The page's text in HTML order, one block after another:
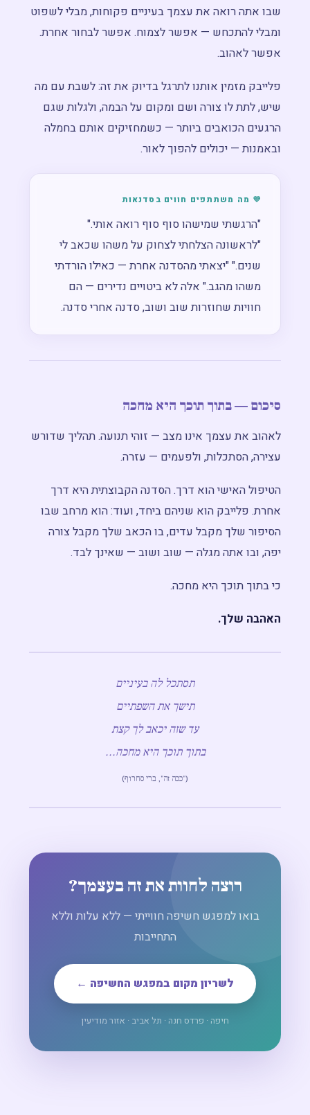
שבו אתה רואה את עצמך בעיניים פקוחות, מבלי לשפוט
ומבלי להתכחש — אפשר לצמוח. אפשר לבחור אחרת.
אפשר לאהוב.
פלייבק מזמין אותנו לתרגל בדיוק את זה: לשבת עם מה
שיש, לתת לו צורה ושם ומקום על הבמה, ולגלות שגם
הרגעים הכואבים ביותר — כשמחזיקים אותם בחמלה
ובאמנות — יכולים להפוך לאור.
💜 מה משתתפים חווים בסדנאות
"הרגשתי שמישהו סוף סוף רואה אותי."
"לראשונה הצלחתי לצחוק על משהו שכאב לי
שנים." "יצאתי מהסדנה אחרת — כאילו הורדתי
משהו מהגב." אלה לא ביטויים נדירים — הם
חוויות שחוזרות שוב ושוב, סדנה אחרי סדנה.
סיכום — בתוך תוכך היא מחכה
לאהוב את עצמך אינו מצב — זוהי תנועה. תהליך שדורש
עצירה, הסתכלות, ולפעמים — עזרה.
הטיפול האישי הוא דרך. הסדנה הקבוצתית היא דרך
אחרת. פלייבק הוא שניהם ביחד, ועוד: הוא מרחב שבו
הסיפור שלך מקבל עדים, בו הכאב שלך מקבל צורה
יפה, ובו אתה מגלה — שוב ושוב — שאינך לבד.
כי בתוך תוכך היא מחכה.
האהבה שלך.
תסתכל לה בעיניים
תישך את השפתיים
עד שזה יכאב לך קצת
בתוך תוכך היא מחכה...
("ככה זה", ברי סחרוף)
רוצה לחוות את זה בעצמך?
בואו למפגש חשיפה חווייתי — ללא עלות וללא
התחייבות
לשריון מקום במפגש החשיפה ←
חיפה · פרדס חנה · תל אביב · אזור מודיעין